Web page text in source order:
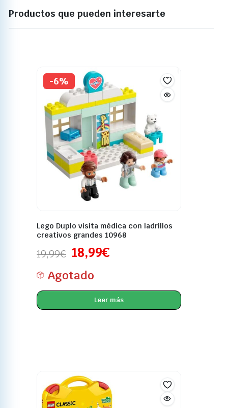
Productos que pueden interesarte
-6%
Lego Duplo visita médica con ladrillos
creativos grandes 10968
19,99€ 18,99€
Agotado
Leer más